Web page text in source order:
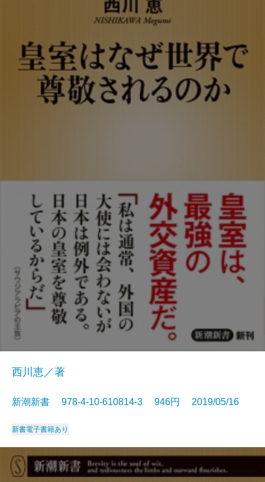
西川恵／著
新潮新書 978-4-10-610814-3 946円 2019/05/16
新書電子書籍あり